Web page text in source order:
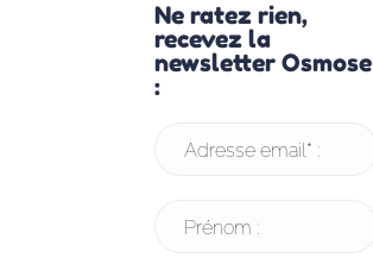
Ne ratez rien,
recevez la
newsletter Osmose
:
Adresse email* :
Prénom :